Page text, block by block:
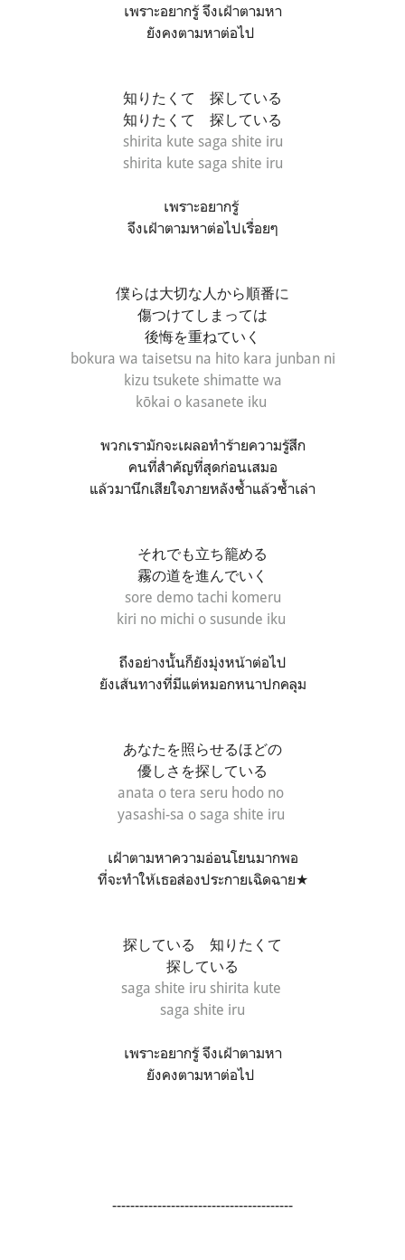
เพราะอยากรู้ จึงเฝ้าตามหา
ยังคงตามหาต่อไป
知りたくて 探している
知りたくて 探している
shirita kute saga shite iru
shirita kute saga shite iru
เพราะอยากรู้
จึงเฝ้าตามหาต่อไปเรื่อยๆ
僕らは大切な人から順番に
傷つけてしまっては
後悔を重ねていく
bokura wa taisetsu na hito kara junban ni
kizu tsukete shimatte wa
kōkai o kasanete iku
พวกเรามักจะเผลอทำร้ายความรู้สึก
คนที่สำคัญที่สุดก่อนเสมอ
แล้วมานึกเสียใจภายหลังซ้ำแล้วซ้ำเล่า
それでも立ち籠める
霧の道を進んでいく
sore demo tachi komeru
kiri no michi o susunde iku
ถึงอย่างนั้นก็ยังมุ่งหน้าต่อไป
ยังเส้นทางที่มีแต่หมอกหนาปกคลุม
あなたを照らせるほどの
優しさを探している
anata o tera seru hodo no
yasashi-sa o saga shite iru
เฝ้าตามหาความอ่อนโยนมากพอ
ที่จะทำให้เธอส่องประกายเฉิดฉาย★
探している 知りたくて
探している
saga shite iru shirita kute
saga shite iru
เพราะอยากรู้ จึงเฝ้าตามหา
ยังคงตามหาต่อไป
----------------------------------------